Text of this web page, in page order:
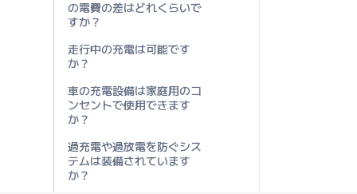
の電費の差はどれくらいで
すか？
走行中の充電は可能です
か？
車の充電設備は家庭用のコ
ンセントで使用できます
か？
過充電や過放電を防ぐシス
テムは装備されています
か？